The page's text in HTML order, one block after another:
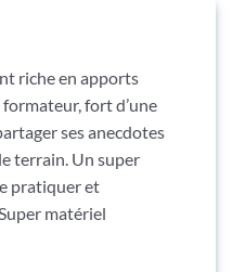
riche en apports
fort d’une
ses anecdotes
terrain. Un super
pratiquer et
matériel